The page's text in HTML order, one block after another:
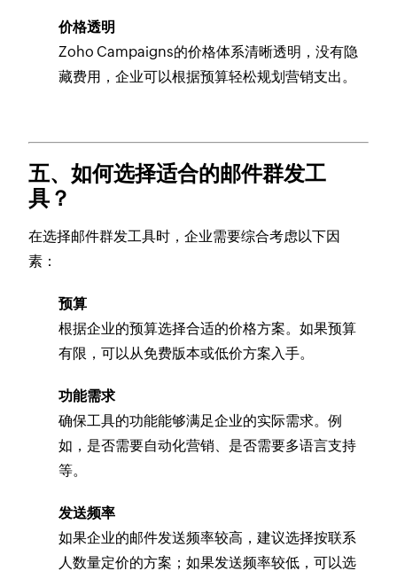
价格透明
Zoho Campaigns的价格体系清晰透明，没有隐
藏费用，企业可以根据预算轻松规划营销支出。
五、如何选择适合的邮件群发工
具？
在选择邮件群发工具时，企业需要综合考虑以下因
素：
预算
根据企业的预算选择合适的价格方案。如果预算
有限，可以从免费版本或低价方案入手。
功能需求
确保工具的功能能够满足企业的实际需求。例
如，是否需要自动化营销、是否需要多语言支持
等。
发送频率
如果企业的邮件发送频率较高，建议选择按联系
人数量定价的方案；如果发送频率较低，可以选